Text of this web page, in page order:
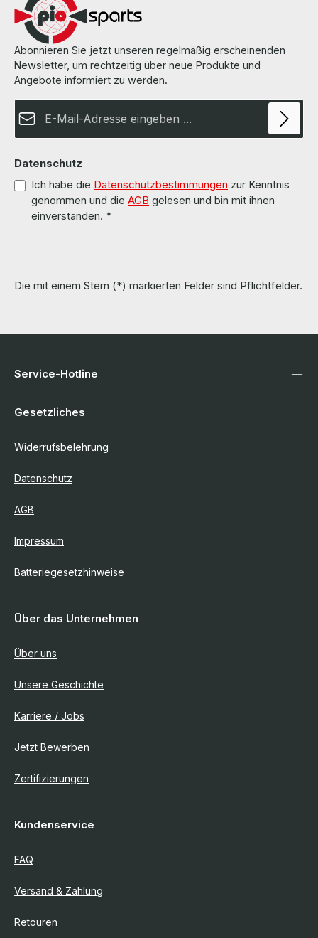
Abonnieren Sie jetzt unseren regelmäßig erscheinenden
Newsletter, um rechtzeitig über neue Produkte und
Angebote informiert zu werden.
Datenschutz
Ich habe die Datenschutzbestimmungen zur Kenntnis
genommen und die AGB gelesen und bin mit ihnen
einverstanden. *
Die mit einem Stern (*) markierten Felder sind Pflichtfelder.
Service-Hotline
Gesetzliches
Widerrufsbelehrung
Datenschutz
AGB
Impressum
Batteriegesetzhinweise
Über das Unternehmen
Über uns
Unsere Geschichte
Karriere / Jobs
Jetzt Bewerben
Zertifizierungen
Kundenservice
FAQ
Versand & Zahlung
Retouren